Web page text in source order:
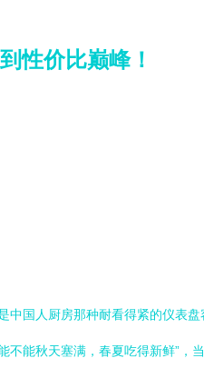
性价比巅峰！
国人厨房那种耐看得紧的仪表盘
不能秋天塞满，春夏吃得新鲜”